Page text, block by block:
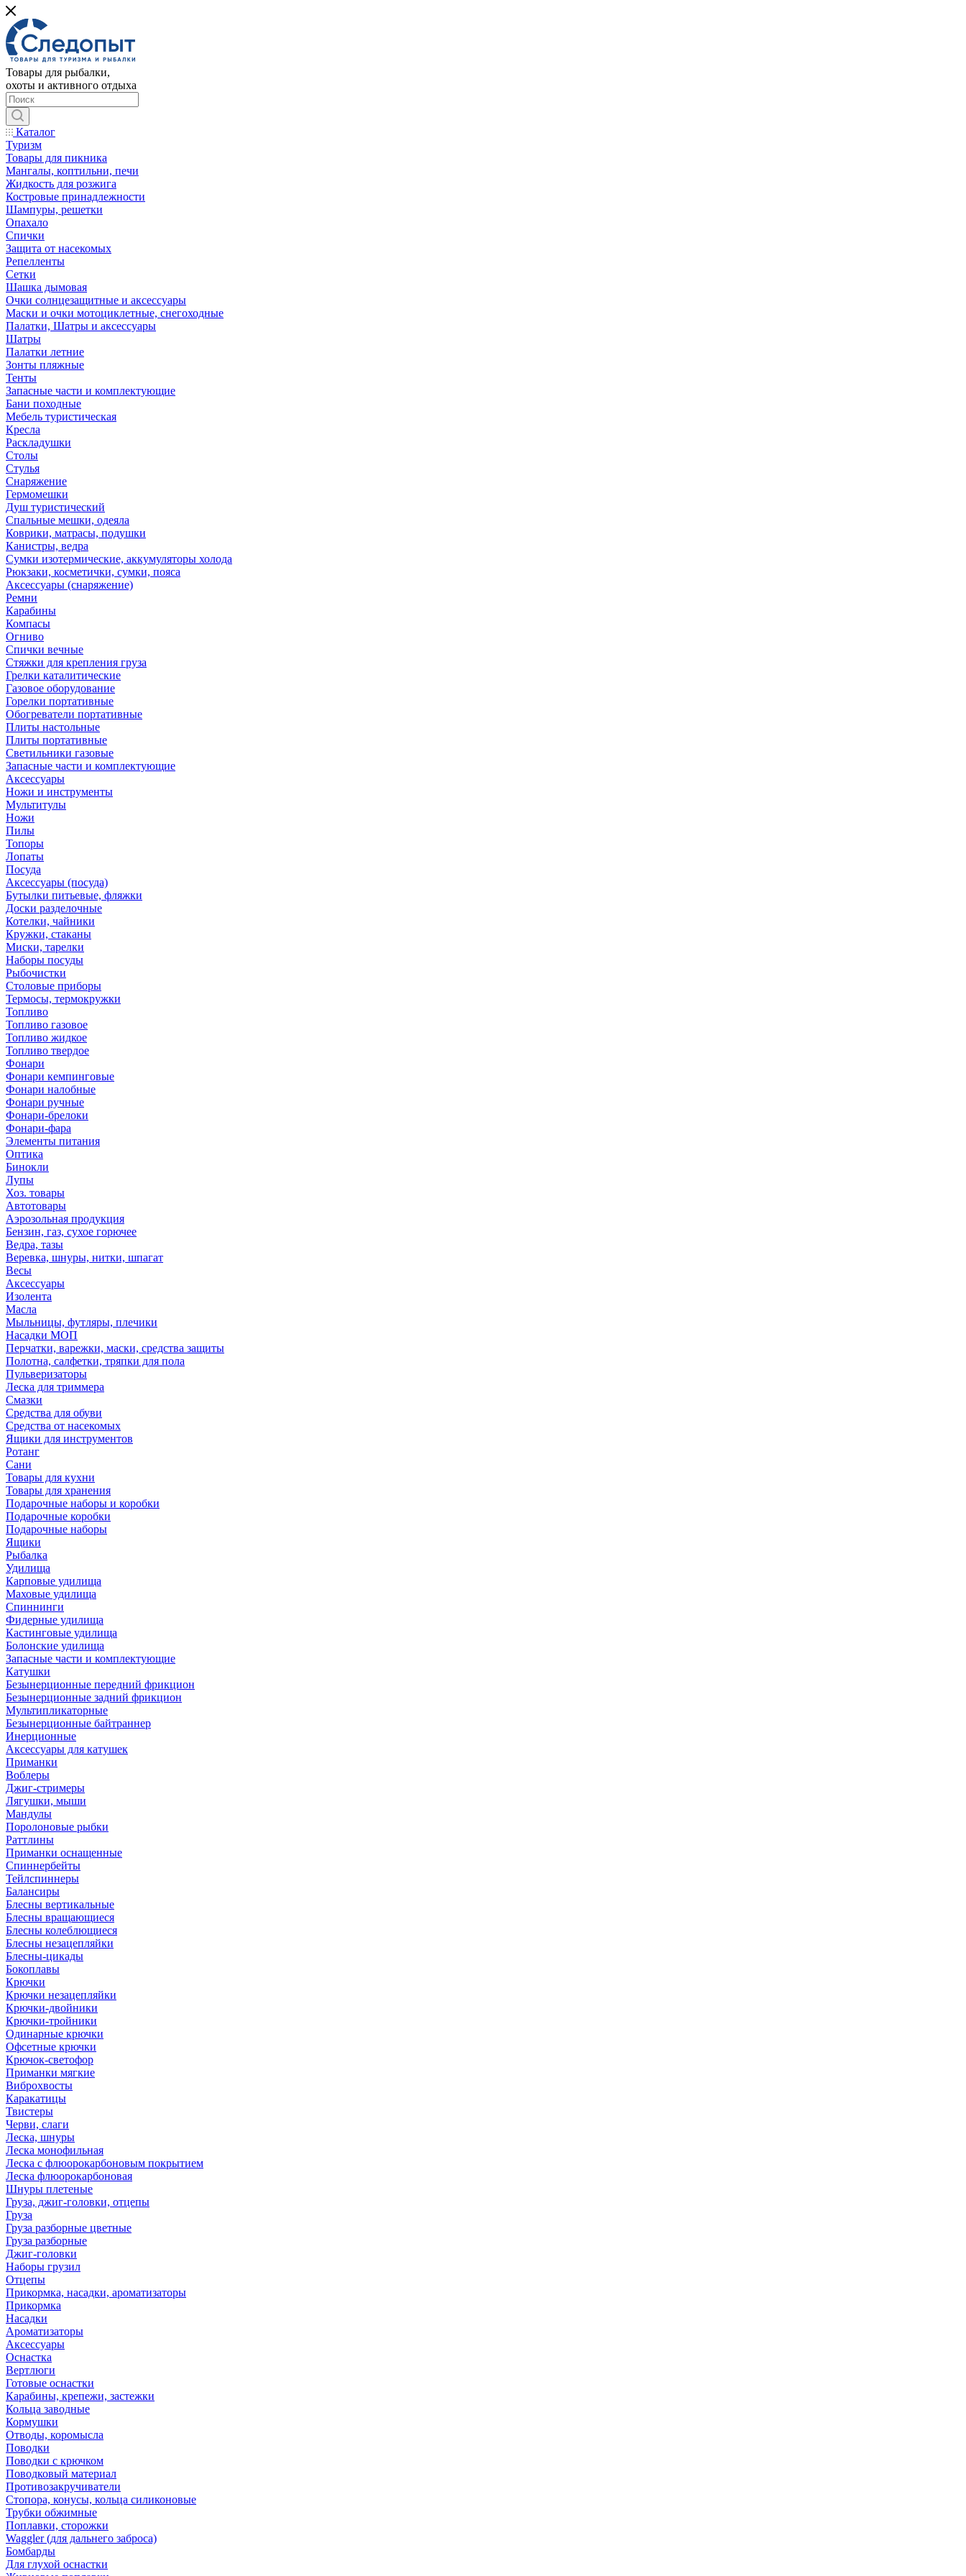
Товары для рыбалки,
охоты и активного отдыха
Каталог
Туризм
Товары для пикника
Мангалы, коптильни, печи
Жидкость для розжига
Костровые принадлежности
Шампуры, решетки
Опахало
Спички
Защита от насекомых
Репелленты
Сетки
Шашка дымовая
Очки солнцезащитные и аксессуары
Маски и очки мотоциклетные, снегоходные
Палатки, Шатры и аксессуары
Шатры
Палатки летние
Зонты пляжные
Тенты
Запасные части и комплектующие
Бани походные
Мебель туристическая
Кресла
Раскладушки
Столы
Стулья
Снаряжение
Гермомешки
Душ туристический
Спальные мешки, одеяла
Коврики, матрасы, подушки
Канистры, ведра
Сумки изотермические, аккумуляторы холода
Рюкзаки, косметички, сумки, пояса
Аксессуары (снаряжение)
Ремни
Карабины
Компасы
Огниво
Спички вечные
Стяжки для крепления груза
Грелки каталитические
Газовое оборудование
Горелки портативные
Обогреватели портативные
Плиты настольные
Плиты портативные
Светильники газовые
Запасные части и комплектующие
Аксессуары
Ножи и инструменты
Мультитулы
Ножи
Пилы
Топоры
Лопаты
Посуда
Аксессуары (посуда)
Бутылки питьевые, фляжки
Доски разделочные
Котелки, чайники
Кружки, стаканы
Миски, тарелки
Наборы посуды
Рыбочистки
Столовые приборы
Термосы, термокружки
Топливо
Топливо газовое
Топливо жидкое
Топливо твердое
Фонари
Фонари кемпинговые
Фонари налобные
Фонари ручные
Фонари-брелоки
Фонари-фара
Элементы питания
Оптика
Бинокли
Лупы
Хоз. товары
Автотовары
Аэрозольная продукция
Бензин, газ, сухое горючее
Ведра, тазы
Веревка, шнуры, нитки, шпагат
Весы
Аксессуары
Изолента
Масла
Мыльницы, футляры, плечики
Насадки МОП
Перчатки, варежки, маски, средства защиты
Полотна, салфетки, тряпки для пола
Пульверизаторы
Леска для триммера
Смазки
Средства для обуви
Средства от насекомых
Ящики для инструментов
Ротанг
Сани
Товары для кухни
Товары для хранения
Подарочные наборы и коробки
Подарочные коробки
Подарочные наборы
Ящики
Рыбалка
Удилища
Карповые удилища
Маховые удилища
Спиннинги
Фидерные удилища
Кастинговые удилища
Болонские удилища
Запасные части и комплектующие
Катушки
Безынерционные передний фрикцион
Безынерционные задний фрикцион
Мультипликаторные
Безынерционные байтраннер
Инерционные
Аксессуары для катушек
Приманки
Воблеры
Джиг-стримеры
Лягушки, мыши
Мандулы
Поролоновые рыбки
Раттлины
Приманки оснащенные
Спиннербейты
Тейлспиннеры
Балансиры
Блесны вертикальные
Блесны вращающиеся
Блесны колеблющиеся
Блесны незацепляйки
Блесны-цикады
Бокоплавы
Крючки
Крючки незацепляйки
Крючки-двойники
Крючки-тройники
Одинарные крючки
Офсетные крючки
Крючок-светофор
Приманки мягкие
Виброхвосты
Каракатицы
Твистеры
Черви, слаги
Леска, шнуры
Леска монофильная
Леска с флюорокарбоновым покрытием
Леска флюорокарбоновая
Шнуры плетеные
Груза, джиг-головки, отцепы
Груза
Груза разборные цветные
Груза разборные
Джиг-головки
Наборы грузил
Отцепы
Прикормка, насадки, ароматизаторы
Прикормка
Насадки
Ароматизаторы
Аксессуары
Оснастка
Вертлюги
Готовые оснастки
Карабины, крепежи, застежки
Кольца заводные
Кормушки
Отводы, коромысла
Поводки
Поводки с крючком
Поводковый материал
Противозакручиватели
Стопора, конусы, кольца силиконовые
Трубки обжимные
Поплавки, сторожки
Waggler (для дальнего заброса)
Бомбарды
Для глухой оснастки